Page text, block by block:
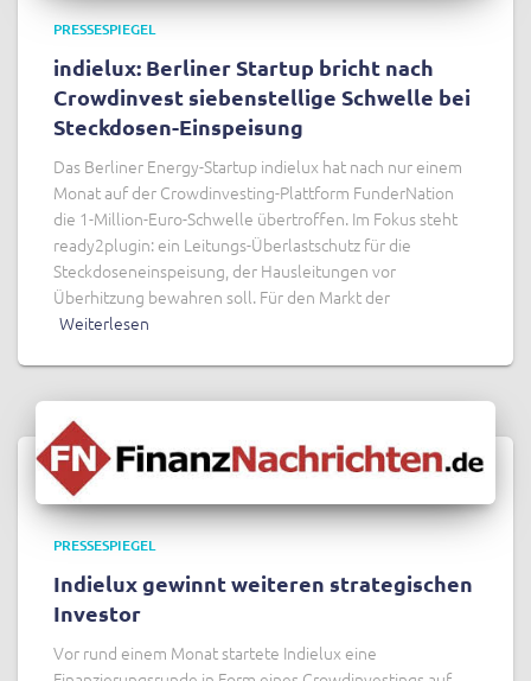
PRESSESPIEGEL
indielux: Berliner Startup bricht nach
Crowdinvest siebenstellige Schwelle bei
Steckdosen-Einspeisung
Das Berliner Energy-Startup indielux hat nach nur einem
Monat auf der Crowdinvesting-Plattform FunderNation
die 1-Million-Euro-Schwelle übertroffen. Im Fokus steht
ready2plugin: ein Leitungs-Überlastschutz für die
Steckdoseneinspeisung, der Hausleitungen vor
Überhitzung bewahren soll. Für den Markt der
Weiterlesen
PRESSESPIEGEL
Indielux gewinnt weiteren strategischen
Investor
Vor rund einem Monat startete Indielux eine